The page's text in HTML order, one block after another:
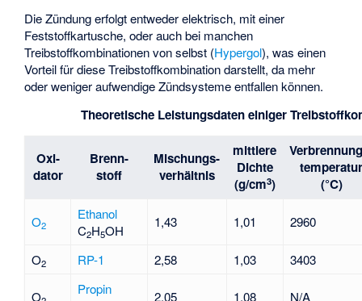
Die Zündung erfolgt entweder elektrisch, mit einer
Feststoffkartusche, oder auch bei manchen
Treibstoffkombinationen von selbst (Hypergol), was einen
Vorteil für diese Treibstoffkombination darstellt, da mehr
oder weniger aufwendige Zündsysteme entfallen können.
Theoretische Leistungsdaten einiger
Oxi-
dator
Brenn-
stoff
Mischungs-
verhältnis
mittlere
Dichte
(g/cm3)
(°C)
O2
Ethanol
C2H5OH
1,43 1,01 2960
O2 RP-1 2,58 1,03 3403
O
Propin
2,05 1,08 N/A